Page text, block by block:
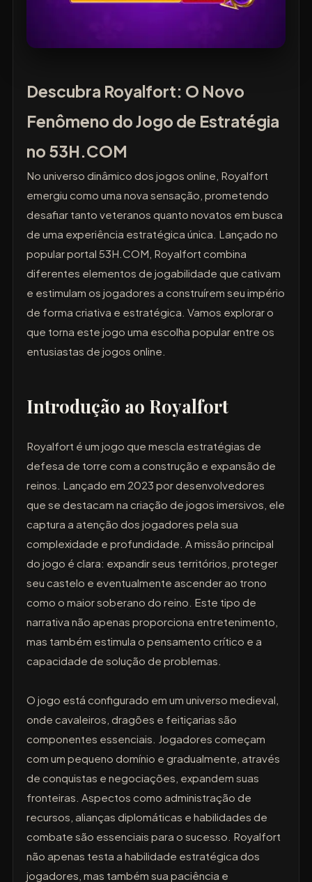
Descubra Royalfort: O Novo
Fenômeno do Jogo de Estratégia
no 53H.COM
No universo dinâmico dos jogos online, Royalfort
emergiu como uma nova sensação, prometendo
desafiar tanto veteranos quanto novatos em busca
de uma experiência estratégica única. Lançado no
popular portal 53H.COM, Royalfort combina
diferentes elementos de jogabilidade que cativam
e estimulam os jogadores a construírem seu império
de forma criativa e estratégica. Vamos explorar o
que torna este jogo uma escolha popular entre os
entusiastas de jogos online.
Introdução ao Royalfort
Royalfort é um jogo que mescla estratégias de
defesa de torre com a construção e expansão de
reinos. Lançado em 2023 por desenvolvedores
que se destacam na criação de jogos imersivos, ele
captura a atenção dos jogadores pela sua
complexidade e profundidade. A missão principal
do jogo é clara: expandir seus territórios, proteger
seu castelo e eventualmente ascender ao trono
como o maior soberano do reino. Este tipo de
narrativa não apenas proporciona entretenimento,
mas também estimula o pensamento crítico e a
capacidade de solução de problemas.
O jogo está configurado em um universo medieval,
onde cavaleiros, dragões e feitiçarias são
componentes essenciais. Jogadores começam
com um pequeno domínio e gradualmente, através
de conquistas e negociações, expandem suas
fronteiras. Aspectos como administração de
recursos, alianças diplomáticas e habilidades de
combate são essenciais para o sucesso. Royalfort
não apenas testa a habilidade estratégica dos
jogadores, mas também sua paciência e